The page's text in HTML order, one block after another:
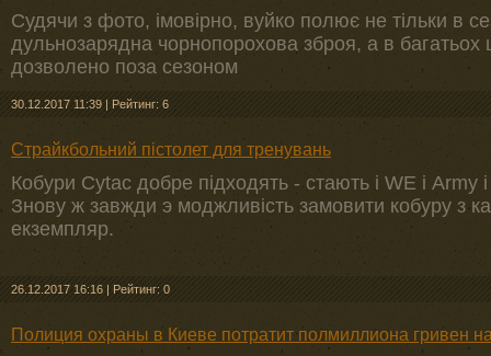
Судячи з фото, імовірно, вуйко полює не тільки в
дульнозарядна чорнопорохова зброя, а в
дозволено поза сезоном
30.12.2017 11:39 | Рейтинг: 6
Страйкбольний пістолет для тренувань
Кобури Cytac добре підходять - стають і WE і Army
Знову ж завжди э моджливість замовити кобуру з
екземпляр.
26.12.2017 16:16 | Рейтинг: 0
Полиция охраны в Киеве потратит полмиллиона гривен